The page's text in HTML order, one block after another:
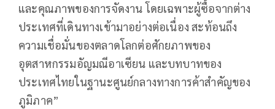
และคุณภาพของการจัดงาน โดยเฉพาะผู้ซื้อจากต่าง
ประเทศที่เดินทางเข้ามาอย่างต่อเนื่อง สะท้อนถึง
ความเชื่อมั่นของตลาดโลกต่อศักยภาพของ
อุตสาหกรรมอัญมณีอาเซียน และบทบาทของ
ประเทศไทยในฐานะศูนย์กลางทางการค้าสำคัญของ
ภูมิภาค”